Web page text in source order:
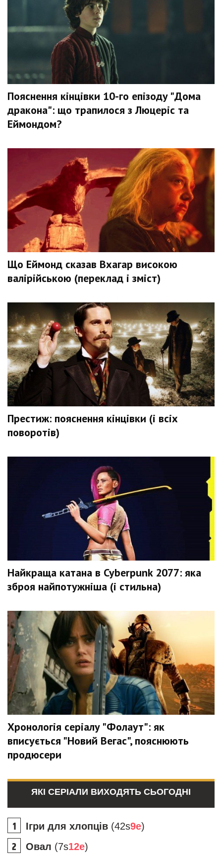
Пояснення кінцівки 10-го епізоду "Дома
дракона": що трапилося з Люцеріс та
Еймондом?
Що Еймонд сказав Вхагар високою
валірійською (переклад і зміст)
Престиж: пояснення кінцівки (і всіх
поворотів)
Найкраща катана в Cyberpunk 2077: яка
зброя найпотужніша (і стильна)
Хронологія серіалу "Фолаут": як
вписується "Новий Вегас", пояснюють
продюсери
ЯКІ СЕРІАЛИ ВИХОДЯТЬ СЬОГОДНІ
Ігри для хлопців (42s9e)
Овал (7s12e)